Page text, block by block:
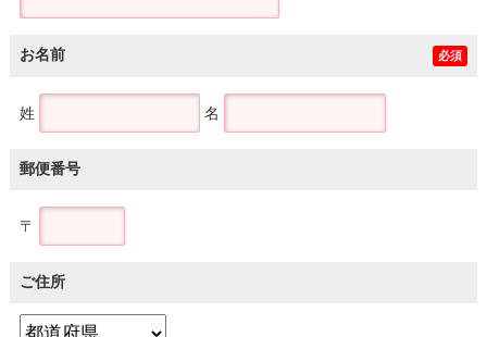
お名前 必須
姓 名
郵便番号
〒
ご住所